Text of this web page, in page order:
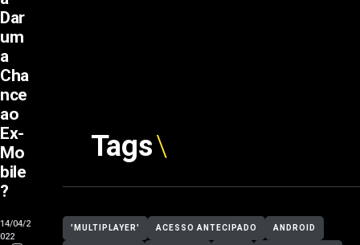
Dar
um
a
Cha
nce
ao
Ex-
Mo
bile
?
14/04/2
022
Tags
'MULTIPLAYER' ACESSO ANTECIPADO ANDROID